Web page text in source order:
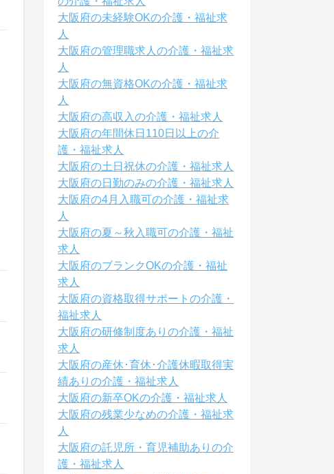
大阪府の未経験OKの介護・福祉求
人
大阪府の管理職求人の介護・福祉求
人
大阪府の無資格OKの介護・福祉求
人
大阪府の高収入の介護・福祉求人
大阪府の年間休日110日以上の介
護・福祉求人
大阪府の土日祝休の介護・福祉求人
大阪府の日勤のみの介護・福祉求人
大阪府の4月入職可の介護・福祉求
人
大阪府の夏～秋入職可の介護・福祉
求人
大阪府のブランクOKの介護・福祉
求人
大阪府の資格取得サポートの介護・
福祉求人
大阪府の研修制度ありの介護・福祉
求人
大阪府の産休･育休･介護休暇取得実
績ありの介護・福祉求人
大阪府の新卒OKの介護・福祉求人
大阪府の残業少なめの介護・福祉求
人
大阪府の託児所・育児補助ありの介
護・福祉求人